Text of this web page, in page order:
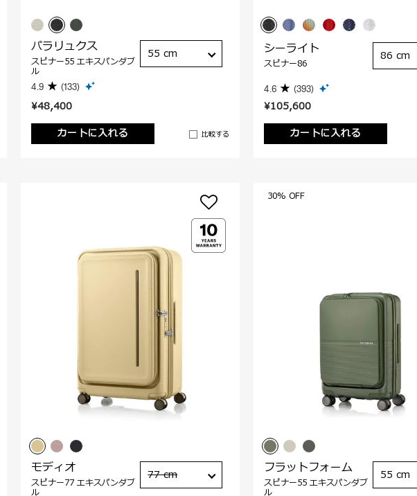
¥48,400
カートに入れる
比較する
パラリュクス
スピナー55 エキスパンダブ
ル
4.9 (133)
55 cm
¥105,600
カートに入れる
シーライト
スピナー86
4.6 (393)
86 cm
モディオ
スピナー77 エキスパンダブ
ル
77 cm
30% OFF
フラットフォーム
スピナー55 エキスパンダブ
ル
55 cm